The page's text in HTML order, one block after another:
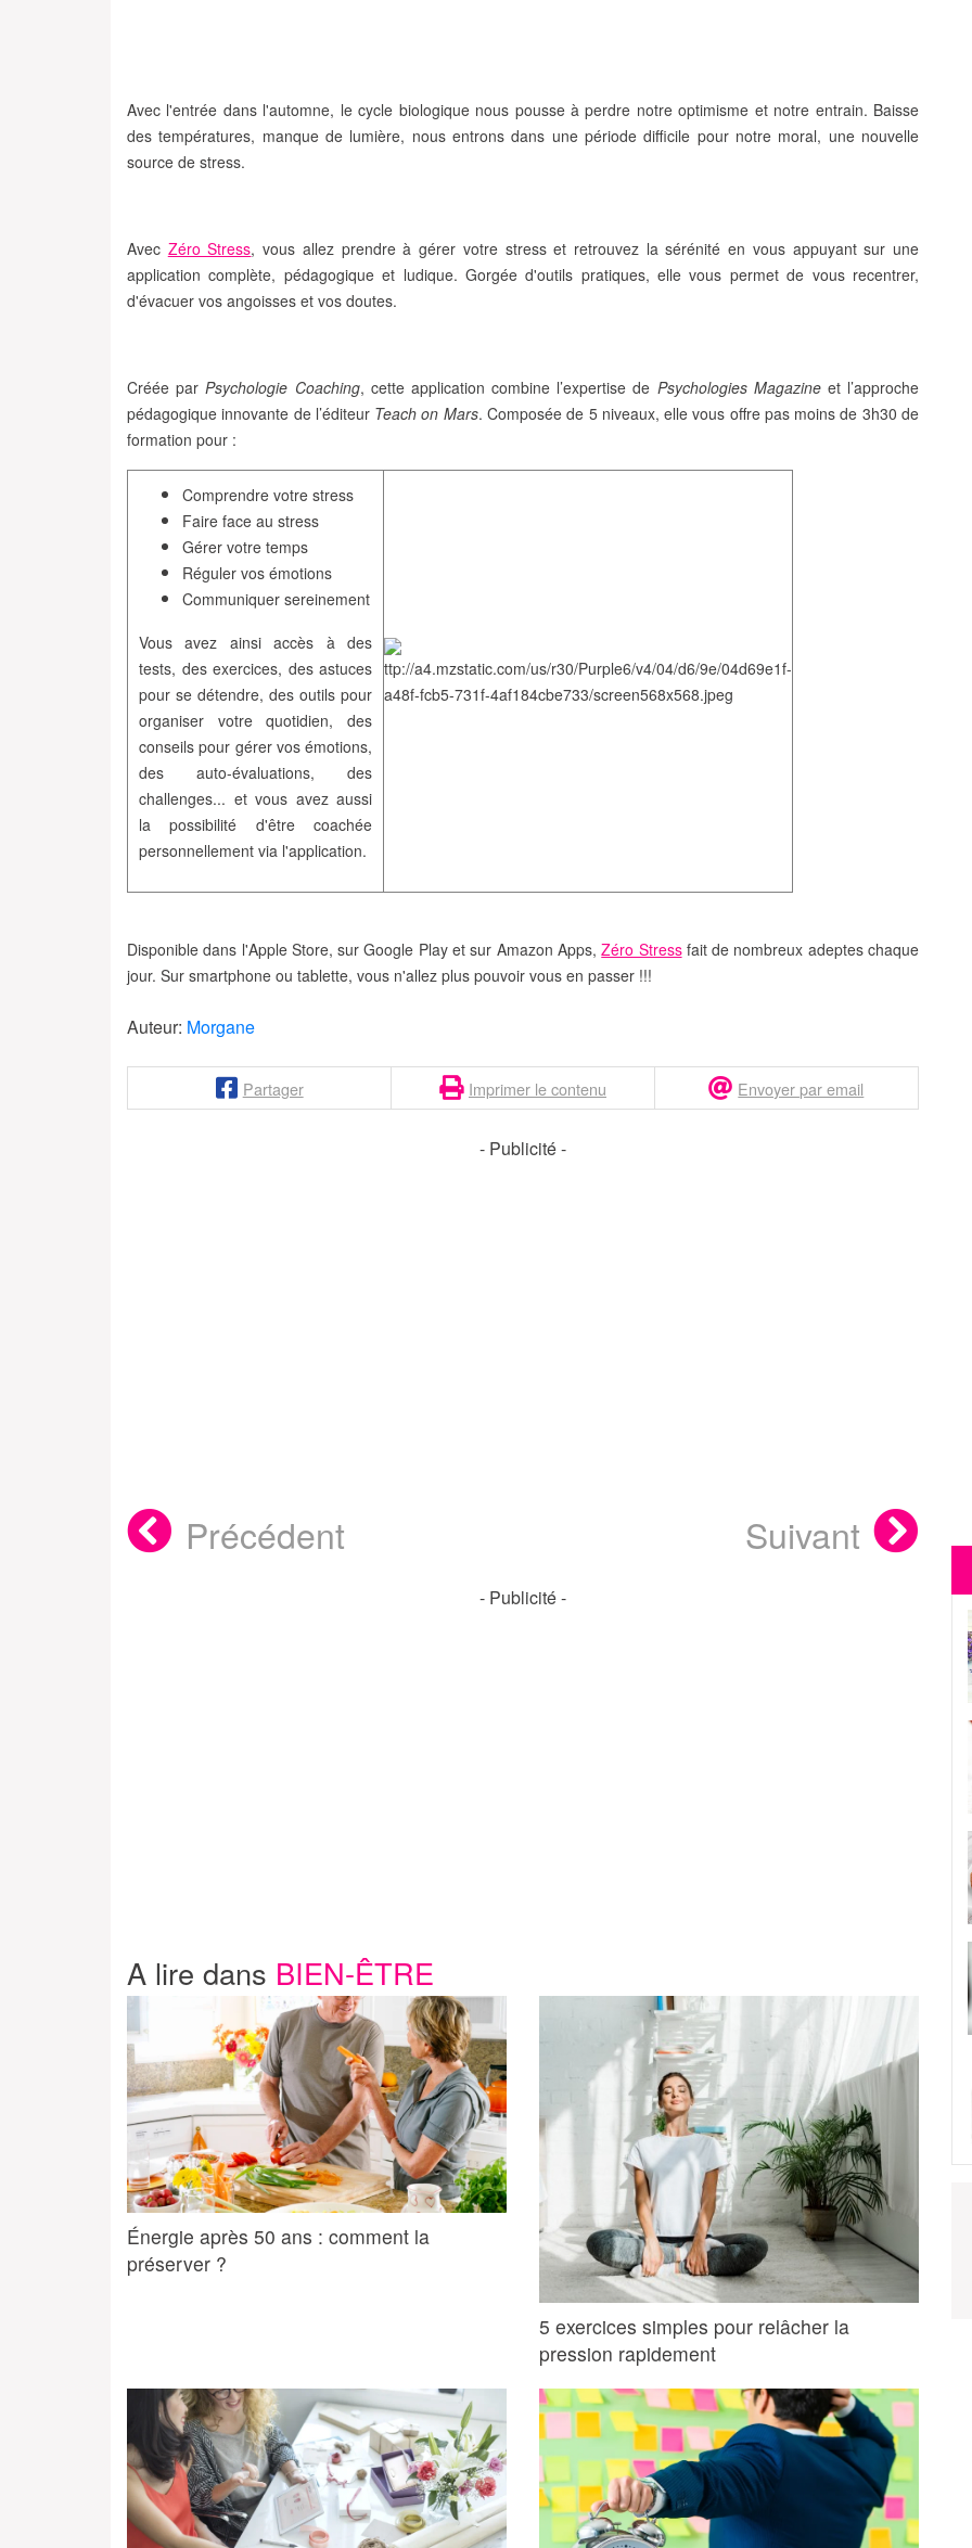
Avec l'entrée dans l'automne, le cycle biologique nous pousse à perdre notre optimisme et notre entrain. Baisse
des températures, manque de lumière, nous entrons dans une période difficile pour notre moral, une nouvelle
source de stress.
Avec Zéro Stress, vous allez prendre à gérer votre stress et retrouvez la sérénité en vous appuyant sur une
application complète, pédagogique et ludique. Gorgée d'outils pratiques, elle vous permet de vous recentrer,
d'évacuer vos angoisses et vos doutes.
Créée parPsychologie Coaching, cette application combine l’expertise de Psychologies Magazineet l’approche
pédagogique innovante de l’éditeur Teach on Mars. Composée de 5 niveaux, elle vous offre pas moins de 3h30 de
formation pour :
Comprendre votre stress
Faire face au stress
Gérer votre temps
Réguler vos émotions
Communiquer sereinement
Vous avez ainsi accès à des
tests, des exercices, des astuces
pour se détendre, des outils pour
organiser votre quotidien, des
conseils pour gérer vos émotions,
des auto-évaluations, des
challenges... et vous avez aussi
la possibilité d'être coachée
personnellement via l'application.
Disponible dans l'Apple Store, surGoogle Playet sur Amazon Apps,Zéro Stressfait de nombreux adeptes chaque
jour. Sur smartphone ou tablette, vous n'allez plus pouvoir vous en passer !!!
Auteur: Morgane
Partager Imprimer le contenu Envoyer par email
- Publicité -
Précédent Suivant
- Publicité -
A lire dans BIEN-ÊTRE
Énergie après 50 ans : comment la
préserver ?
5 exercices simples pour relâcher la
pression rapidement